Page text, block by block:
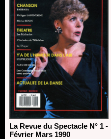
La Revue du Spectacle N° 1 -
Février Mars 1990